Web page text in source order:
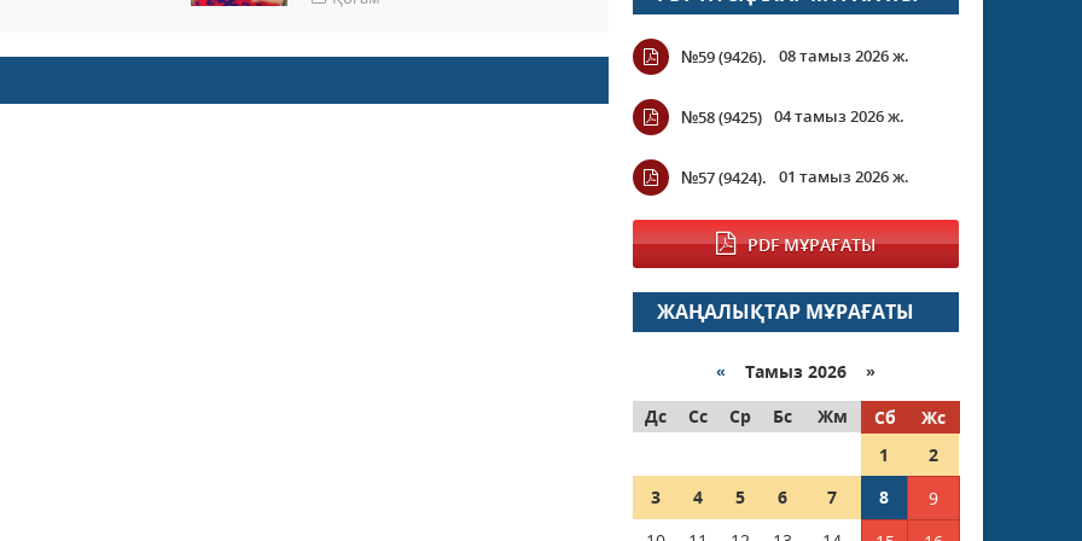
№59 (9426). 08 тамыз 2026 ж.
№58 (9425) 04 тамыз 2026 ж.
№57 (9424). 01 тамыз 2026 ж.
PDF МҰРАҒАТЫ
ЖАҢАЛЫҚТАР МҰРАҒАТЫ
« Тамыз 2026 »
Дс
Сс Ср Бс Жм Сб
Жс
1
2
3
4 5 6 7 8
9